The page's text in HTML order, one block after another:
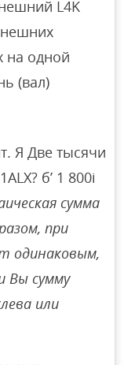
L4K
на одной
(вал)
Я Две тысячи
б’ 1 800i
сумма
при
одинаковым,
Вы сумму
или